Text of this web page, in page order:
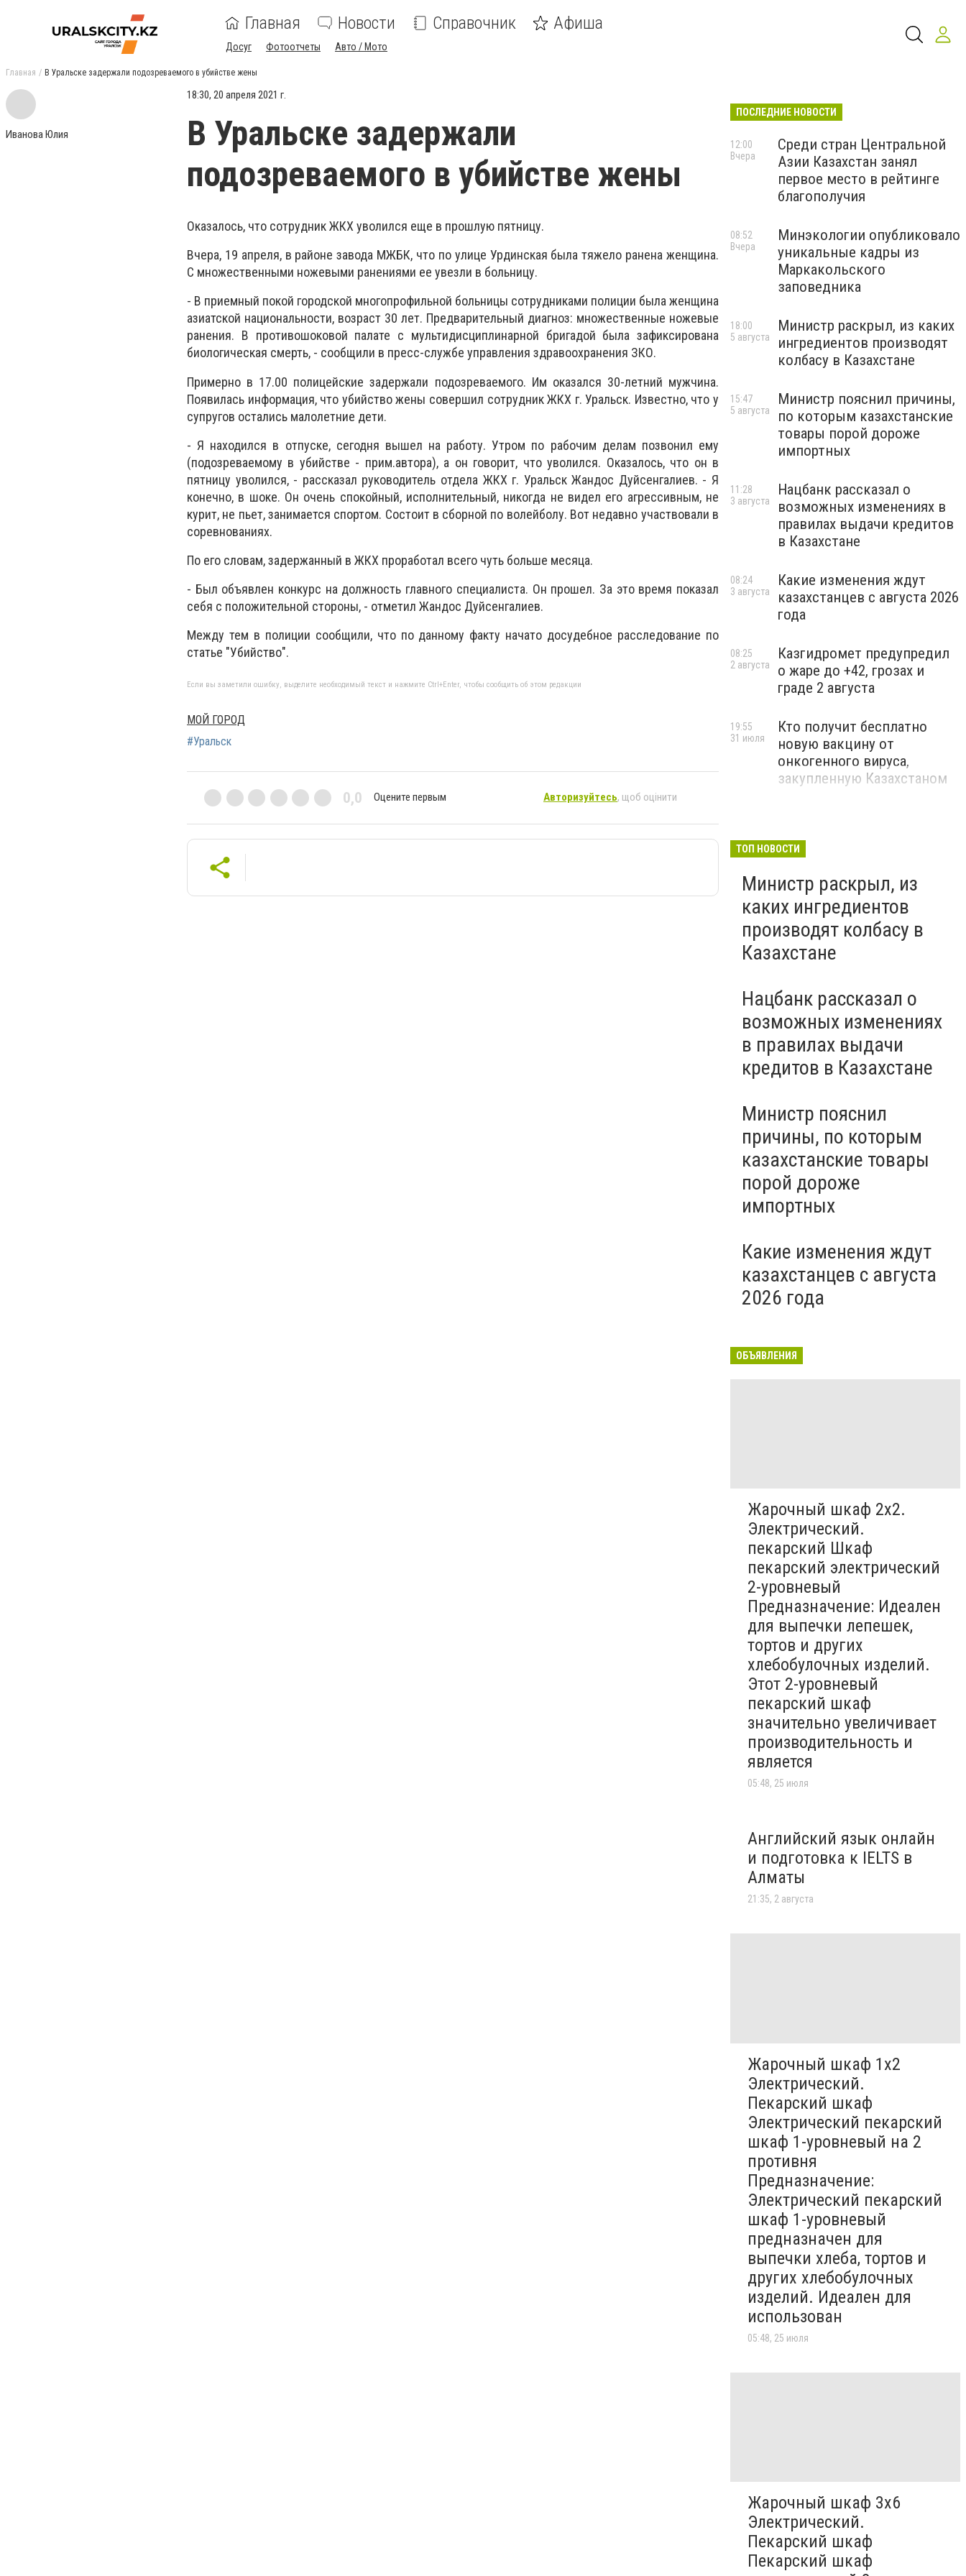
Главная Новости Справочник Афиша
Досуг Фотоотчеты Авто / Мото
Главная В Уральске задержали подозреваемого в убийстве жены
Иванова Юлия
18:30, 20 апреля 2021 г.
В Уральске задержали
подозреваемого в убийстве жены
Оказалось, что сотрудник ЖКХ уволился еще в прошлую пятницу.
Вчера, 19 апреля, в районе завода МЖБК, что по улице Урдинская была тяжело ранена женщина.
С множественными ножевыми ранениями ее увезли в больницу.
- В приемный покой городской многопрофильной больницы сотрудниками полиции была женщина
азиатской национальности, возраст 30 лет. Предварительный диагноз: множественные ножевые
ранения. В противошоковой палате с мультидисциплинарной бригадой была зафиксирована
биологическая смерть, - сообщили в пресс-службе управления здравоохранения ЗКО.
Примерно в 17.00 полицейские задержали подозреваемого. Им оказался 30-летний мужчина.
Появилась информация, что убийство жены совершил сотрудник ЖКХ г. Уральск. Известно, что у
супругов остались малолетние дети.
- Я находился в отпуске, сегодня вышел на работу. Утром по рабочим делам позвонил ему
(подозреваемому в убийстве - прим.автора), а он говорит, что уволился. Оказалось, что он в
пятницу уволился, - рассказал руководитель отдела ЖКХ г. Уральск Жандос Дуйсенгалиев. - Я
конечно, в шоке. Он очень спокойный, исполнительный, никогда не видел его агрессивным, не
курит, не пьет, занимается спортом. Состоит в сборной по волейболу. Вот недавно участвовали в
соревнованиях.
По его словам, задержанный в ЖКХ проработал всего чуть больше месяца.
- Был объявлен конкурс на должность главного специалиста. Он прошел. За это время показал
себя с положительной стороны, - отметил Жандос Дуйсенгалиев.
Между тем в полиции сообщили, что по данному факту начато досудебное расследование по
статье "Убийство".
Если вы заметили ошибку, выделите необходимый текст и нажмите Ctrl+Enter, чтобы сообщить об этом редакции
МОЙ ГОРОД
#Уральск
0,0 Оцените первым Авторизуйтесь, щоб оцінити
ПОСЛЕДНИЕ НОВОСТИ
Среди стран Центральной
Азии Казахстан занял
первое место в рейтинге
благополучия
12:00
Вчера
Минэкологии опубликовало
уникальные кадры из
Маркакольского
заповедника
08:52
Вчера
Министр раскрыл, из каких
ингредиентов производят
колбасу в Казахстане
18:00
5 августа
Министр пояснил причины,
по которым казахстанские
товары порой дороже
импортных
15:47
5 августа
Нацбанк рассказал о
возможных изменениях в
правилах выдачи кредитов
в Казахстане
11:28
3 августа
Какие изменения ждут
казахстанцев с августа 2026
года
08:24
3 августа
Казгидромет предупредил
о жаре до +42, грозах и
граде 2 августа
08:25
2 августа
Кто получит бесплатно
новую вакцину от
онкогенного вируса,
закупленную Казахстаном
19:55
31 июля
ТОП НОВОСТИ
Министр раскрыл, из
каких ингредиентов
производят колбасу в
Казахстане
Нацбанк рассказал о
возможных изменениях
в правилах выдачи
кредитов в Казахстане
Министр пояснил
причины, по которым
казахстанские товары
порой дороже
импортных
Какие изменения ждут
казахстанцев с августа
2026 года
ОБЪЯВЛЕНИЯ
Жарочный шкаф 2х2.
Электрический.
пекарский Шкаф
пекарский электрический
2-уровневый
Предназначение: Идеален
для выпечки лепешек,
тортов и других
хлебобулочных изделий.
Этот 2-уровневый
пекарский шкаф
значительно увеличивает
производительность и
является
05:48, 25 июля
Английский язык онлайн
и подготовка к IELTS в
Алматы
21:35, 2 августа
Жарочный шкаф 1х2
Электрический.
Пекарский шкаф
Электрический пекарский
шкаф 1-уровневый на 2
противня
Предназначение:
Электрический пекарский
шкаф 1-уровневый
предназначен для
выпечки хлеба, тортов и
других хлебобулочных
изделий. Идеален для
использован
05:48, 25 июля
Жарочный шкаф 3х6
Электрический.
Пекарский шкаф
Пекарский шкаф